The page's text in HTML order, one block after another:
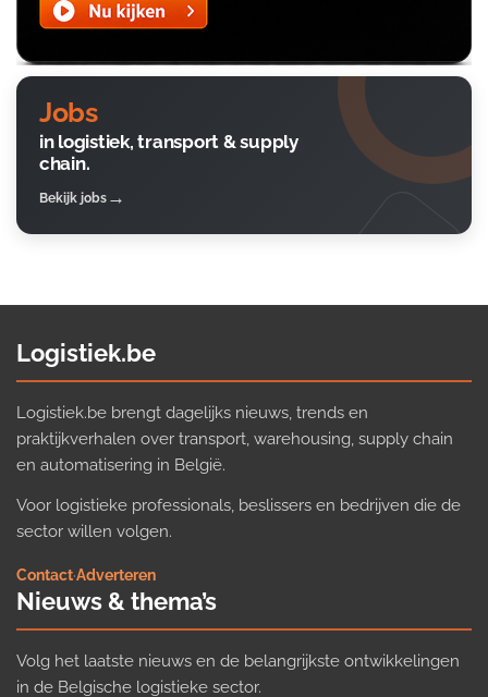
Jobs
in logistiek, transport & supply
chain.
Bekijk jobs
Logistiek.be
Logistiek.be brengt dagelijks nieuws, trends en
praktijkverhalen over transport, warehousing, supply chain
en automatisering in België.
Voor logistieke professionals, beslissers en bedrijven die de
sector willen volgen.
Contact·Adverteren
Nieuws & thema’s
Volg het laatste nieuws en de belangrijkste ontwikkelingen
in de Belgische logistieke sector.